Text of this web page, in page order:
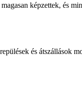
képzettek, és
és átszállások